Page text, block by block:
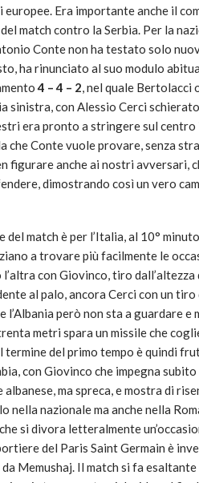
europee. Era importante anche il
match contro la Serbia. Per la
Conte non ha testato solo
ha rinunciato al suo modulo
4 – 4 – 2, nel quale Bertolacci
sinistra, con Alessio Cerci
era pronto a stringere sul
che Conte vuole provare, senza
figurare anche ai nostri avversari,
dimostrando così un vero
del match è per l’Italia, al 10°
a trovare più facilmente le
con Giovinco, tiro
al palo, ancora Cerci con un
l’Albania però non sta a guardare
metri spara un missile che
termine del primo tempo è quindi
con Giovinco che impegna
ma spreca, e mostra di
nella nazionale ma anche nella
si divora letteralmente
del Paris Saint Germain è
Memushaj. Il match si fa